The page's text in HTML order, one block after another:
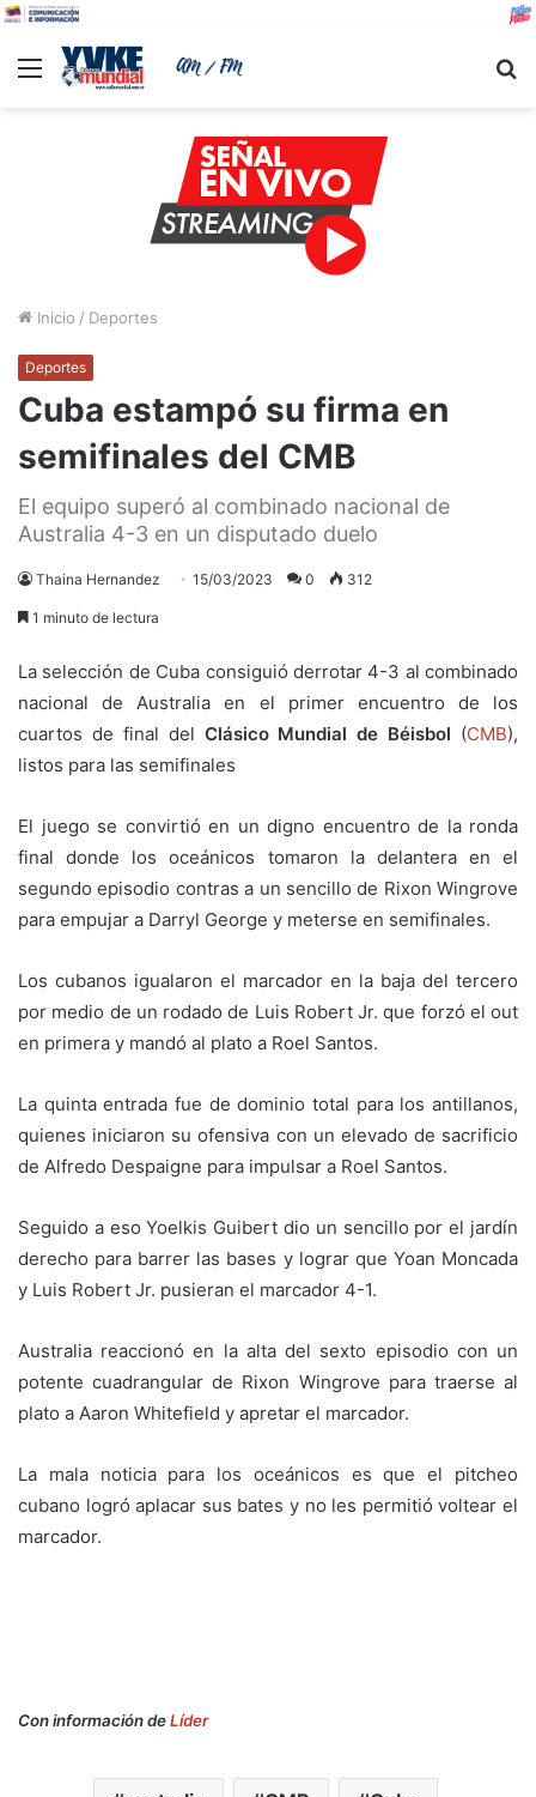
Menu
Inicio / Deportes
Deportes
Cuba estampó su firma en
semifinales del CMB
El equipo superó al combinado nacional de
Australia 4-3 en un disputado duelo
Thaina Hernandez 15/03/2023 0 312
1 minuto de lectura
La selección de Cuba consiguió derrotar 4-3 al combinado
nacional de Australia en el primer encuentro de los
cuartos de final del Clásico Mundial de Béisbol (CMB),
listos para las semifinales
El juego se convirtió en un digno encuentro de la ronda
final donde los oceánicos tomaron la delantera en el
segundo episodio contras a un sencillo de Rixon Wingrove
para empujar a Darryl George y meterse en semifinales.
Los cubanos igualaron el marcador en la baja del tercero
por medio de un rodado de Luis Robert Jr. que forzó el out
en primera y mandó al plato a Roel Santos.
La quinta entrada fue de dominio total para los antillanos,
quienes iniciaron su ofensiva con un elevado de sacrificio
de Alfredo Despaigne para impulsar a Roel Santos.
Seguido a eso Yoelkis Guibert dio un sencillo por el jardín
derecho para barrer las bases y lograr que Yoan Moncada
y Luis Robert Jr. pusieran el marcador 4-1.
Australia reaccionó en la alta del sexto episodio con un
potente cuadrangular de Rixon Wingrove para traerse al
plato a Aaron Whitefield y apretar el marcador.
La mala noticia para los oceánicos es que el pitcheo
cubano logró aplacar sus bates y no les permitió voltear el
marcador.
Con información deLíder